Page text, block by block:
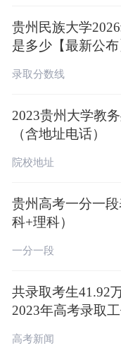
询电话1.57万个
人。录取全程
馨，各批次录取
2023年贵州省
部结束。对于社
高校招生补录、
相关推荐：
山东高考集
790714人！
2023年安徽高
万人！
2023年福建高
贵州民族大学
是多少【最新公布
录取分数线
2023贵州大学教
（含地址电话）
院校地址
贵州高考一分一
科+理科）
一分一段
共录取考生41.92
2023年高考录取
高考新闻